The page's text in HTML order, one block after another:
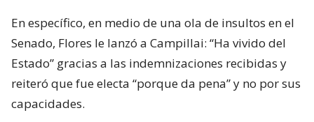
En específico, en medio de una ola de insultos en el
Senado, Flores le lanzó a Campillai: “Ha vivido del
Estado” gracias a las indemnizaciones recibidas y
reiteró que fue electa “porque da pena” y no por sus
capacidades.